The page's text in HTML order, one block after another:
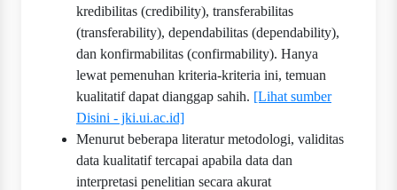
kredibilitas (credibility), transferabilitas
(transferability), dependabilitas (dependability),
dan konfirmabilitas (confirmability). Hanya
lewat pemenuhan kriteria-kriteria ini, temuan
kualitatif dapat dianggap sahih. [Lihat sumber
Disini - jki.ui.ac.id]
Menurut beberapa literatur metodologi, validitas
data kualitatif tercapai apabila data dan
interpretasi penelitian secara akurat